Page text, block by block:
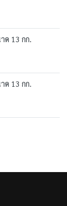
ด 13 กก.
ด 13 กก.